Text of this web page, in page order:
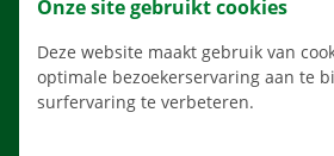
Onze site gebruikt cookies
Deze website maakt gebruik van
optimale bezoekerservaring aan te
surfervaring te verbeteren.